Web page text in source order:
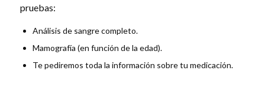
pruebas:
Análisis de sangre completo.
Mamografía (en función de la edad).
Te pediremos toda la información sobre tu medicación.